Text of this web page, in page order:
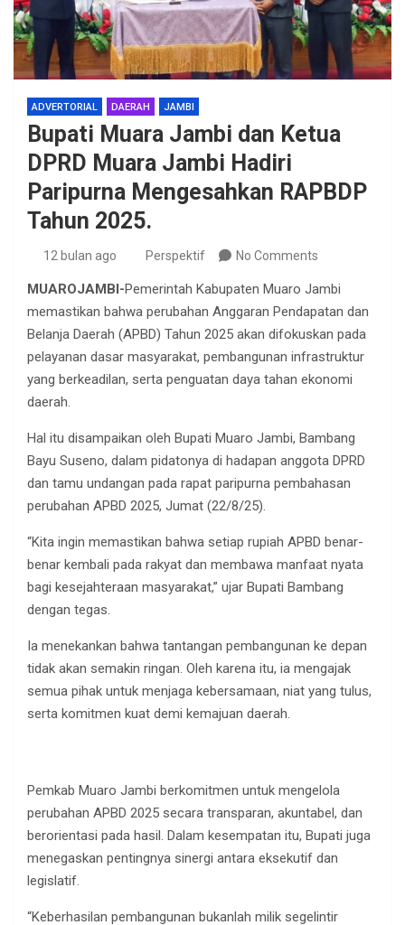
ADVERTORIAL DAERAH JAMBI
Bupati Muara Jambi dan Ketua
DPRD Muara Jambi Hadiri
Paripurna Mengesahkan RAPBDP
Tahun 2025.
12 bulan ago Perspektif No Comments
MUAROJAMBI-Pemerintah Kabupaten Muaro Jambi
memastikan bahwa perubahan Anggaran Pendapatan dan
Belanja Daerah (APBD) Tahun 2025 akan difokuskan pada
pelayanan dasar masyarakat, pembangunan infrastruktur
yang berkeadilan, serta penguatan daya tahan ekonomi
daerah.
Hal itu disampaikan oleh Bupati Muaro Jambi, Bambang
Bayu Suseno, dalam pidatonya di hadapan anggota DPRD
dan tamu undangan pada rapat paripurna pembahasan
perubahan APBD 2025, Jumat (22/8/25).
“Kita ingin memastikan bahwa setiap rupiah APBD benar-
benar kembali pada rakyat dan membawa manfaat nyata
bagi kesejahteraan masyarakat,” ujar Bupati Bambang
dengan tegas.
Ia menekankan bahwa tantangan pembangunan ke depan
tidak akan semakin ringan. Oleh karena itu, ia mengajak
semua pihak untuk menjaga kebersamaan, niat yang tulus,
serta komitmen kuat demi kemajuan daerah.
Pemkab Muaro Jambi berkomitmen untuk mengelola
perubahan APBD 2025 secara transparan, akuntabel, dan
berorientasi pada hasil. Dalam kesempatan itu, Bupati juga
menegaskan pentingnya sinergi antara eksekutif dan
legislatif.
“Keberhasilan pembangunan bukanlah milik segelintir